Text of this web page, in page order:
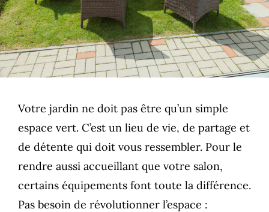
Votre jardin ne doit pas être qu’un simple
espace vert. C’est un lieu de vie, de partage et
de détente qui doit vous ressembler. Pour le
rendre aussi accueillant que votre salon,
certains équipements font toute la différence.
Pas besoin de révolutionner l’espace :